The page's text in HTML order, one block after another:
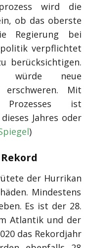
wird die
ob das oberste
Regierung bei
verpflichtet
berücksichtigen.
würde neue
erschweren. Mit
ist
Jahres oder
)
der Hurrikan
Mindestens
Es ist der 28.
Atlantik und der
das Rekordjahr